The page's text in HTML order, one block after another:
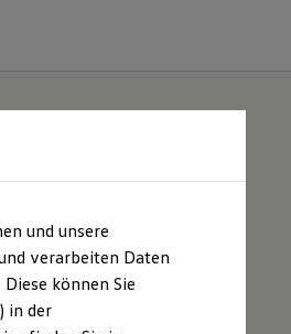
|
und unsere
verarbeiten Daten
können Sie
in der